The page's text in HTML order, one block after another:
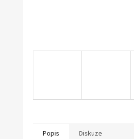
Popis Diskuze